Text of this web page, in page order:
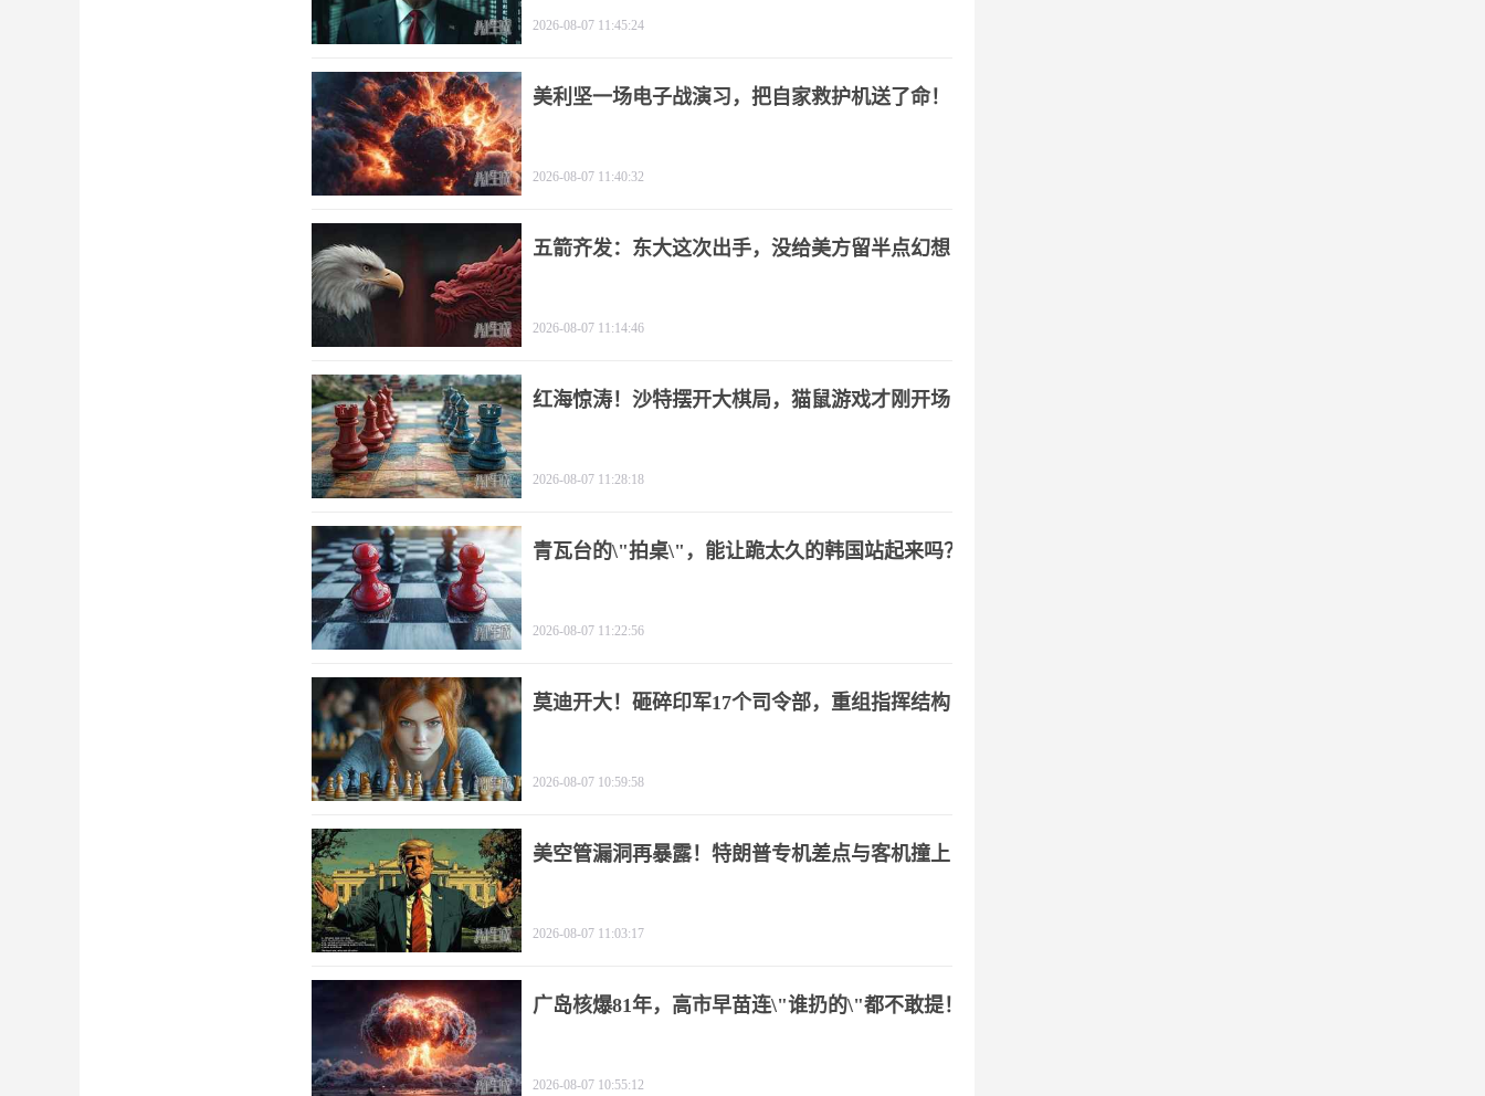
2026-08-07 11:45:24
美利坚一场电子战演习，把自家救护机送了命！
2026-08-07 11:40:32
五箭齐发：东大这次出手，没给美方留半点幻想
2026-08-07 11:14:46
红海惊涛！沙特摆开大棋局，猫鼠游戏才刚开场
2026-08-07 11:28:18
青瓦台的\"拍桌\"，能让跪太久的韩国站起来吗？
2026-08-07 11:22:56
莫迪开大！砸碎印军17个司令部，重组指挥结构
2026-08-07 10:59:58
美空管漏洞再暴露！特朗普专机差点与客机撞上
2026-08-07 11:03:17
广岛核爆81年，高市早苗连\"谁扔的\"都不敢提！
2026-08-07 10:55:12